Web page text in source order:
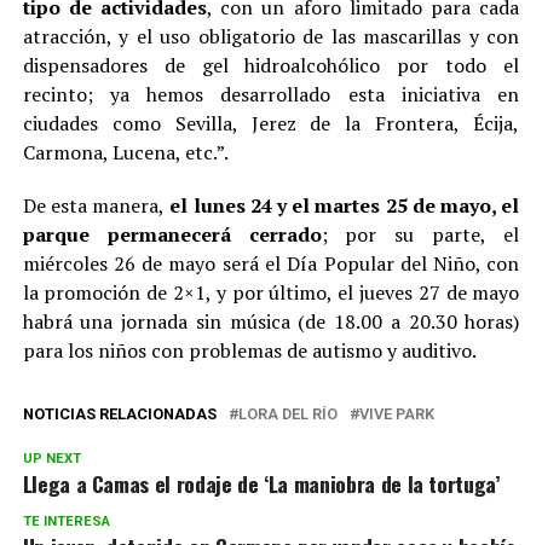
tipo de actividades, con un aforo limitado para cada
atracción, y el uso obligatorio de las mascarillas y con
dispensadores de gel hidroalcohólico por todo el
recinto; ya hemos desarrollado esta iniciativa en
ciudades como Sevilla, Jerez de la Frontera, Écija,
Carmona, Lucena, etc.”.
De esta manera, el lunes 24 y el martes 25 de mayo, el
parque permanecerá cerrado; por su parte, el
miércoles 26 de mayo será el Día Popular del Niño, con
la promoción de 2×1, y por último, el jueves 27 de mayo
habrá una jornada sin música (de 18.00 a 20.30 horas)
para los niños con problemas de autismo y auditivo.
NOTICIAS RELACIONADAS LORA DEL RÍO VIVE PARK
UP NEXT
Llega a Camas el rodaje de ‘La maniobra de la tortuga’
TE INTERESA